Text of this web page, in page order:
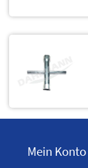
Mein Konto